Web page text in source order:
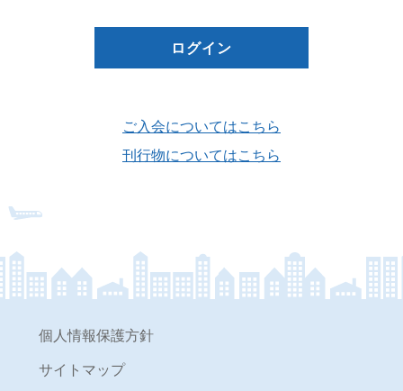
ご入会についてはこちら
刊行物についてはこちら
個人情報保護方針
サイトマップ